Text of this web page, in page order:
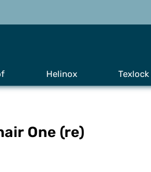
Helinox
One (re)